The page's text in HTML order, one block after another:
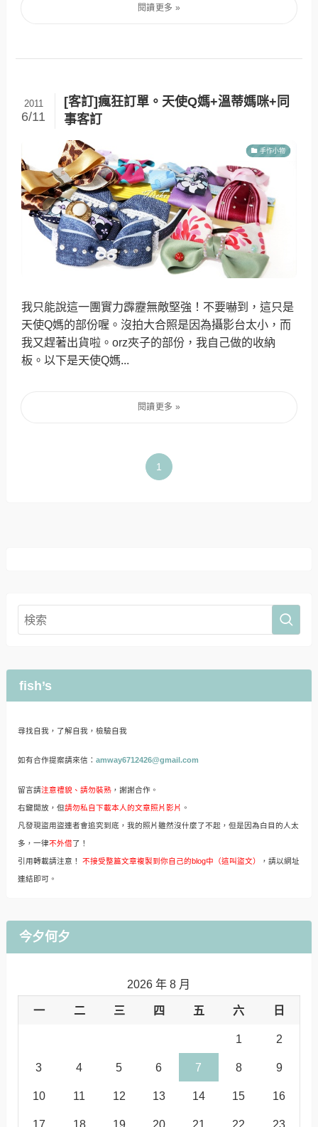
[客訂]瘋狂訂單。天使Q媽+溫蒂媽咪+同
事客訂
2011
6/11
手作小物
我只能說這一團實力霹靂無敵堅強！不要嚇到，這只是
天使Q媽的部份喔。沒拍大合照是因為攝影台太小，而
我又趕著出貨啦。orz夾子的部份，我自己做的收納
板。以下是天使Q媽...
1
fish’s
尋找自我，了解自我，檢驗自我
如有合作提案請來信： amway6712426@gmail.com
留言請注意禮貌、請勿裝熟，謝謝合作。
右鍵開放，但請勿私自下載本人的文章照片影片 。
凡發現盜用盜連者會追究到底，我的照片雖然沒什麼了不起，但是因為白目的人太
多，一律不外借了！
引用轉載請注意！ 不接受整篇文章複製到你自己的blog中（這叫盜文） ，請以網址
連結即可。
今夕何夕
2026 年 8 月
一 二 三 四 五 六 日
1 2
3 4 5 6 7 8 9
10 11 12 13 14 15 16
17 18 19 20 21 22 23